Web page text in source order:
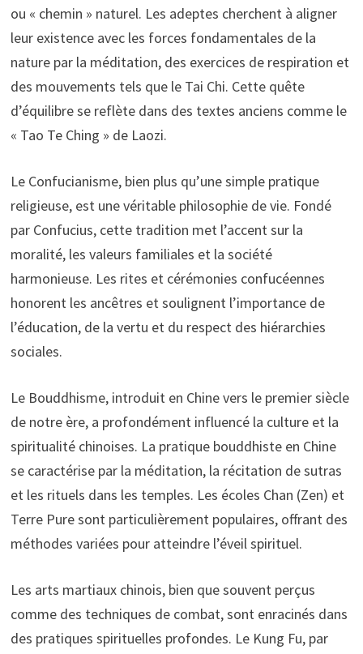
ou « chemin » naturel. Les adeptes cherchent à aligner
leur existence avec les forces fondamentales de la
nature par la méditation, des exercices de respiration et
des mouvements tels que le Tai Chi. Cette quête
d’équilibre se reflète dans des textes anciens comme le
« Tao Te Ching » de Laozi.
Le Confucianisme, bien plus qu’une simple pratique
religieuse, est une véritable philosophie de vie. Fondé
par Confucius, cette tradition met l’accent sur la
moralité, les valeurs familiales et la société
harmonieuse. Les rites et cérémonies confucéennes
honorent les ancêtres et soulignent l’importance de
l’éducation, de la vertu et du respect des hiérarchies
sociales.
Le Bouddhisme, introduit en Chine vers le premier siècle
de notre ère, a profondément influencé la culture et la
spiritualité chinoises. La pratique bouddhiste en Chine
se caractérise par la méditation, la récitation de sutras
et les rituels dans les temples. Les écoles Chan (Zen) et
Terre Pure sont particulièrement populaires, offrant des
méthodes variées pour atteindre l’éveil spirituel.
Les arts martiaux chinois, bien que souvent perçus
comme des techniques de combat, sont enracinés dans
des pratiques spirituelles profondes. Le Kung Fu, par